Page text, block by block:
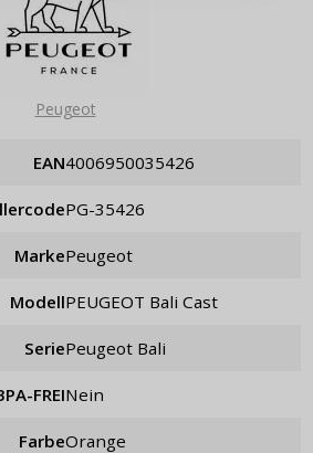
Peugeot
EAN 4006950035426
PG-35426
Marke Peugeot
Modell PEUGEOT Bali Cast
Serie Peugeot Bali
FREI Nein
Farbe Orange
Passwort erinnern